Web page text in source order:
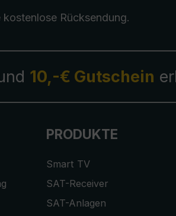
kostenlose Rücksendung.
10,-€ Gutschein
PRODUKTE
Smart TV
SAT-Receiver
SAT-Anlagen